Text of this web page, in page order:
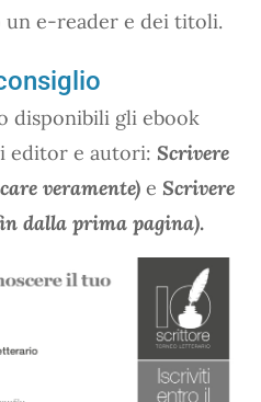
un e-reader e dei titoli.
disponibili gli ebook
editor e autori: Scrivere
veramente) e Scrivere
dalla prima pagina).